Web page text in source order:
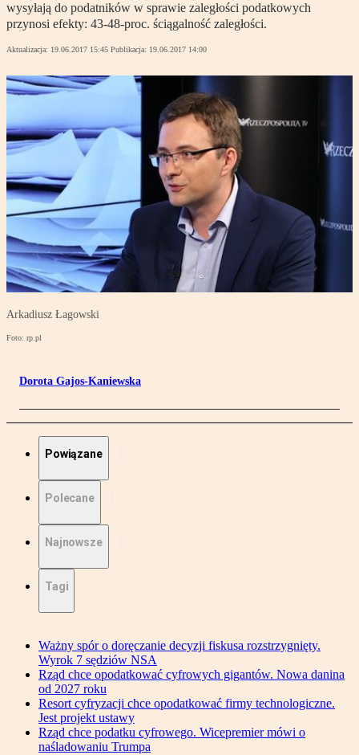
wysyłają do podatników w sprawie zaległości podatkowych
przynosi efekty: 43-48-proc. ściągalność zaległości.
Aktualizacja: 19.06.2017 15:45 Publikacja: 19.06.2017 14:00
Arkadiusz Łagowski
Foto: rp.pl
Dorota Gajos-Kaniewska
Powiązane
Polecane
Najnowsze
Tagi
Ważny spór o doręczanie decyzji fiskusa rozstrzygnięty.
Wyrok 7 sędziów NSA
Rząd chce opodatkować cyfrowych gigantów. Nowa danina
od 2027 roku
Resort cyfryzacji chce opodatkować firmy technologiczne.
Jest projekt ustawy
Rząd chce podatku cyfrowego. Wicepremier mówi o
naśladowaniu Trumpa